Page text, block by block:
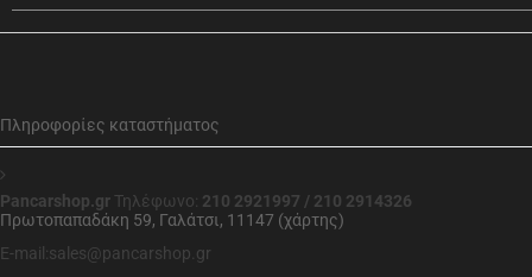
Πληροφορίες καταστήματος
Pancarshop.gr Τηλέφωνο: 210 2921997 / 210 2914326
Πρωτοπαπαδάκη 59, Γαλάτσι, 11147 (χάρτης)
E-mail:sales@pancarshop.gr